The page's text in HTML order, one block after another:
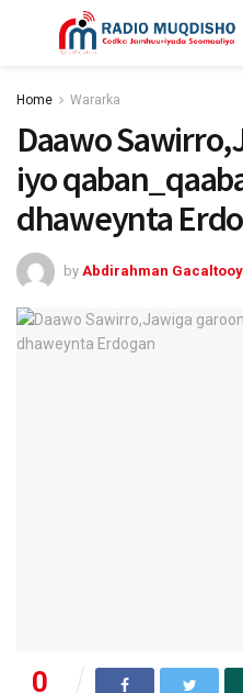
Home Wararka
Daawo
iyo
dhaweynta
by Abdirahman
0